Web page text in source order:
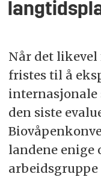
Når det
fristes til å
internasjonale
den siste
landene enige